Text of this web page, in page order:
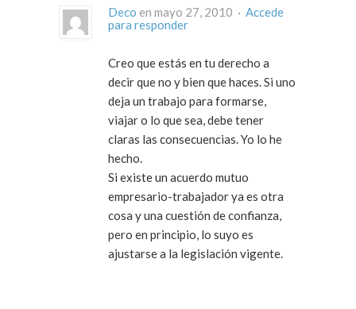
Deco en mayo 27, 2010 · Accede
para responder
Creo que estás en tu derecho a
decir que no y bien que haces. Si uno
deja un trabajo para formarse,
viajar o lo que sea, debe tener
claras las consecuencias. Yo lo he
hecho.
Si existe un acuerdo mutuo
empresario-trabajador ya es otra
cosa y una cuestión de confianza,
pero en principio, lo suyo es
ajustarse a la legislación vigente.